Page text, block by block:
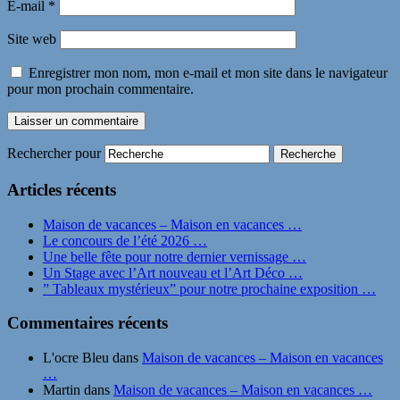
E-mail *
Site web
Enregistrer mon nom, mon e-mail et mon site dans le navigateur
pour mon prochain commentaire.
Rechercher pour
Articles récents
Maison de vacances – Maison en vacances …
Le concours de l’été 2026 …
Une belle fête pour notre dernier vernissage …
Un Stage avec l’Art nouveau et l’Art Déco …
” Tableaux mystérieux” pour notre prochaine exposition …
Commentaires récents
L'ocre Bleu dans Maison de vacances – Maison en vacances
…
Martin dans Maison de vacances – Maison en vacances …